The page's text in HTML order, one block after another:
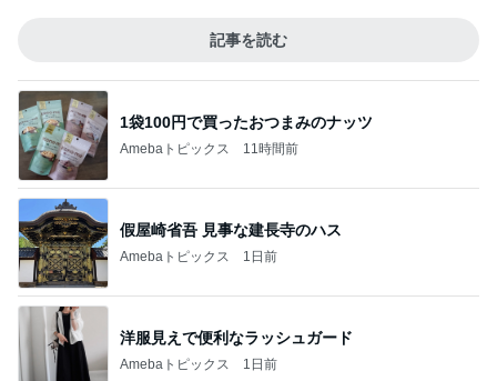
記事を読む
1袋100円で買ったおつまみのナッツ
Amebaトピックス 11時間前
假屋崎省吾 見事な建長寺のハス
Amebaトピックス 1日前
洋服見えで便利なラッシュガード
Amebaトピックス 1日前